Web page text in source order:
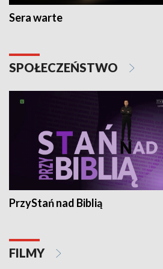
Sera warte
SPOŁECZEŃSTWO
PrzyStań nad Biblią
FILMY